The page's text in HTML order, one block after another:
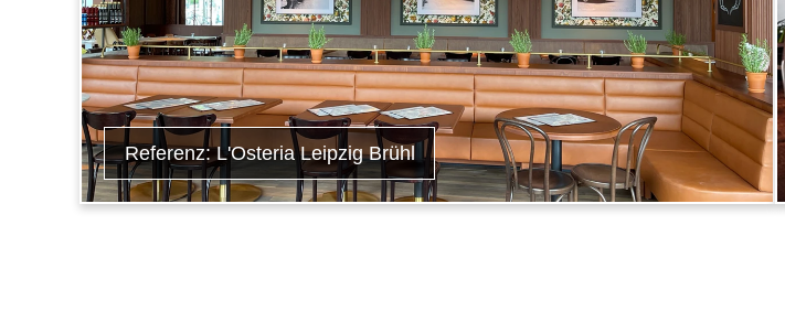
Referenz: L'Osteria Leipzig Brühl